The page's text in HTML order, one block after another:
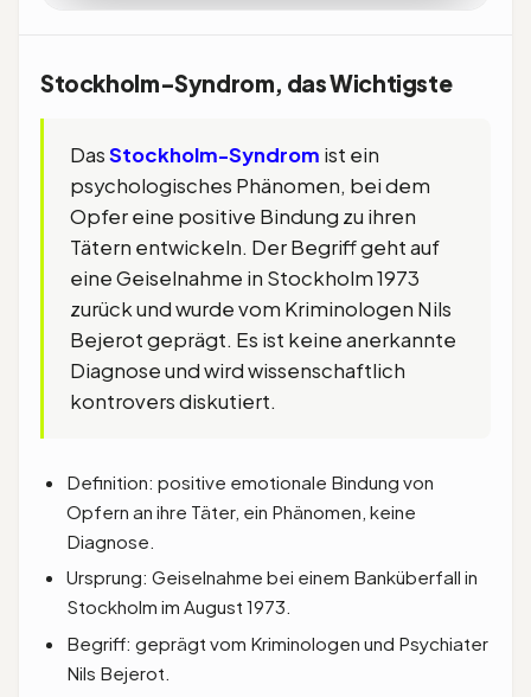
Stockholm-Syndrom, das Wichtigste
DasStockholm-Syndrom ist ein
psychologisches Phänomen, bei dem
Opfer eine positive Bindung zu ihren
Tätern entwickeln. Der Begriff geht auf
eine Geiselnahme in Stockholm 1973
zurück und wurde vom Kriminologen Nils
Bejerot geprägt. Es ist keine anerkannte
Diagnose und wird wissenschaftlich
kontrovers diskutiert.
Definition: positive emotionale Bindung von
Opfern an ihre Täter, ein Phänomen, keine
Diagnose.
Ursprung: Geiselnahme bei einem Banküberfall in
Stockholm im August 1973.
Begriff: geprägt vom Kriminologen und Psychiater
Nils Bejerot.